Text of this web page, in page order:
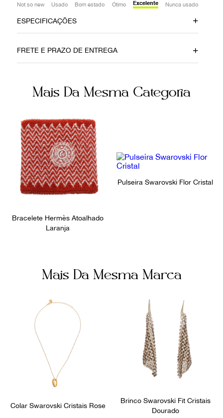
Not so new Usado Bom estado Ótimo Excelente Nunca usado
ESPECIFICAÇÕES
12072019 Metal
Dourado Encaixe
Dia a Dia
FRETE E PRAZO DE ENTREGA
Mais Da Mesma Categoria
Bracelete Hermès Atoalhado
Laranja
Pulseira Swarovski Flor Cristal
Mais Da Mesma Marca
Colar Swarovski Cristais Rose
Brinco Swarovski Fit Cristais
Dourado